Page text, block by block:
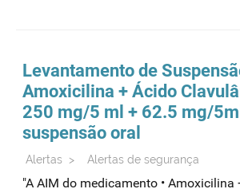
Levantamento de
Amoxicilina + Ácido
250 mg/5 ml + 62.5 mg/
suspensão oral
Alertas > Alertas de segurança
"A AIM do medicamento • Amoxicilina